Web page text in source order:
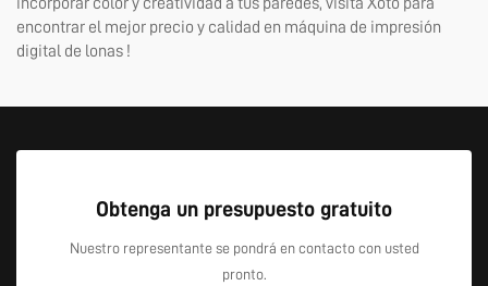
encontrar el mejor precio y calidad en máquina de impresión
digital de lonas !
Obtenga un presupuesto gratuito
Nuestro representante se pondrá en contacto con usted
pronto.